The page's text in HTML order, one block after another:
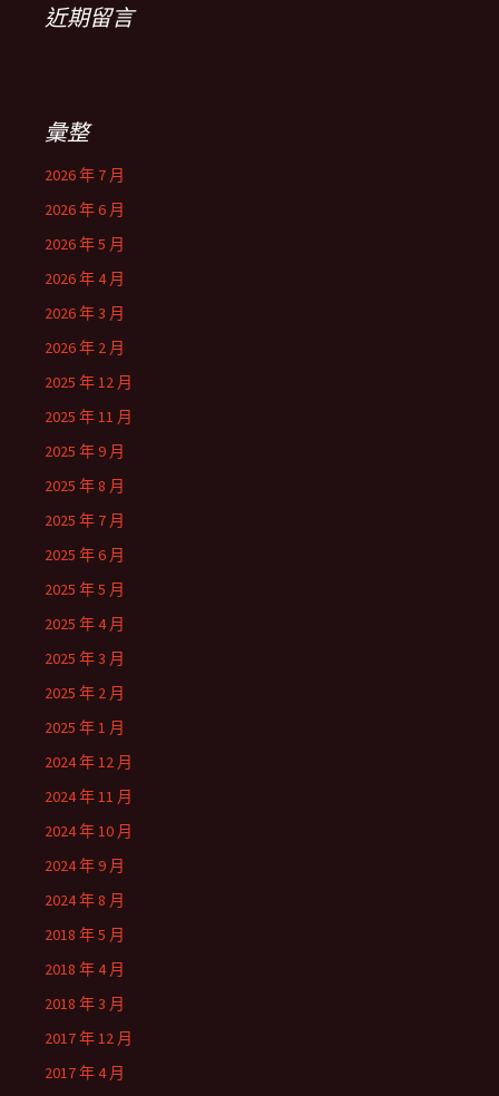
近期留言
彙整
2026 年 7 月
2026 年 6 月
2026 年 5 月
2026 年 4 月
2026 年 3 月
2026 年 2 月
2025 年 12 月
2025 年 11 月
2025 年 9 月
2025 年 8 月
2025 年 7 月
2025 年 6 月
2025 年 5 月
2025 年 4 月
2025 年 3 月
2025 年 2 月
2025 年 1 月
2024 年 12 月
2024 年 11 月
2024 年 10 月
2024 年 9 月
2024 年 8 月
2018 年 5 月
2018 年 4 月
2018 年 3 月
2017 年 12 月
2017 年 4 月